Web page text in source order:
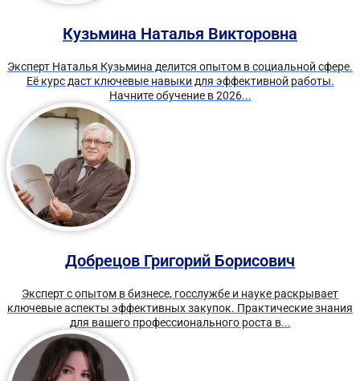
Кузьмина Наталья Викторовна
Эксперт Наталья Кузьмина делится опытом в социальной сфере.
Её курс даст ключевые навыки для эффективной работы.
Начните обучение в 2026...
Добрецов Григорий Борисович
Эксперт с опытом в бизнесе, госслужбе и науке раскрывает
ключевые аспекты эффективных закупок. Практические знания
для вашего профессионального роста в...